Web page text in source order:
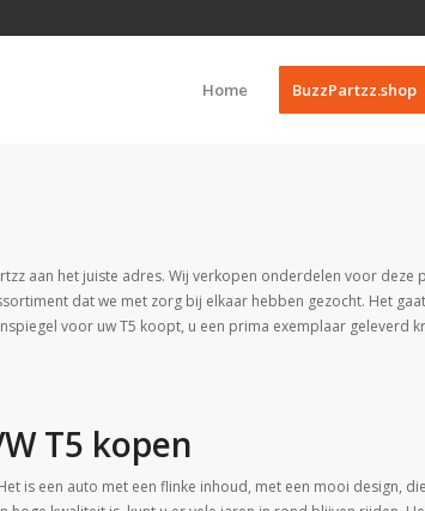
Home BuzzPartzz.shop
aan het juiste adres. Wij verkopen onderdelen voor
dat we met zorg bij elkaar hebben gezocht. Het
voor uw T5 koopt, u een prima exemplaar geleverd
T5 kopen
is een auto met een flinke inhoud, met een mooi design,